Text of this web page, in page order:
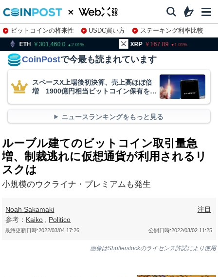
ビットコインの将来性 USDC買い方
ステーキング利率比較
株特集・関連銘柄
2.01 167.89 1.01
CoinPostで今最も読まれています
スペースX上場後初決算、売上高ほぼ倍
増 1900億円相当ビットコイン保有を継
ニュースランキングをもっと見る
ルーブル建てのビットコイン取引量急
増、制裁逃れに仮想通貨が利用されるリ
スクは
小規模のウクライナ・プレミアムも発生
Noah Sakamaki
参考： Kaiko , Politico
注目
公開日時:2022/03/02 11:25
最終更新日時:2022/03/04 17:26
画像はShutterstockのライセンス許諾により使用